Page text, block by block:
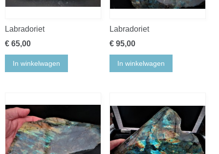
Labradoriet
€ 65,00
In winkelwagen
Labradoriet
€ 95,00
In winkelwagen